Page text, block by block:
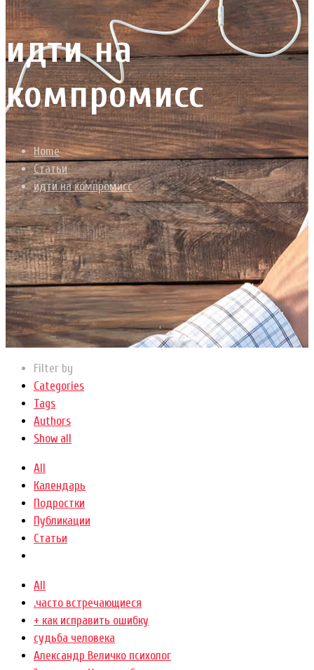
идти на
компромисс
Home
Статьи
идти на компромисс
Filter by
Categories
Tags
Authors
Show all
All
Календарь
Подростки
Публикации
Статьи
All
.часто встречающиеся
+ как исправить ошибку
cудьба человека
Александр Величко психолог